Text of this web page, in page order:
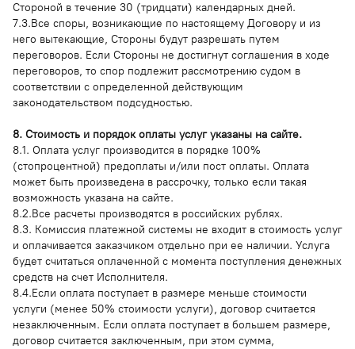
Стороной в течение 30 (тридцати) календарных дней.
7.3.Все споры, возникающие по настоящему Договору и из
него вытекающие, Стороны будут разрешать путем
переговоров. Если Стороны не достигнут соглашения в ходе
переговоров, то спор подлежит рассмотрению судом в
соответствии с определенной действующим
законодательством подсудностью.
8. Стоимость и порядок оплаты услуг указаны на сайте.
8.1. Оплата услуг производится в порядке 100%
(стопроцентной) предоплаты и/или пост оплаты. Оплата
может быть произведена в рассрочку, только если такая
возможность указана на сайте.
8.2.Все расчеты производятся в российских рублях.
8.3. Комиссия платежной системы не входит в стоимость услуг
и оплачивается заказчиком отдельно при ее наличии. Услуга
будет считаться оплаченной с момента поступления денежных
средств на счет Исполнителя.
8.4.Если оплата поступает в размере меньше стоимости
услуги (менее 50% стоимости услуги), договор считается
незаключенным. Если оплата поступает в большем размере,
договор считается заключенным, при этом сумма,